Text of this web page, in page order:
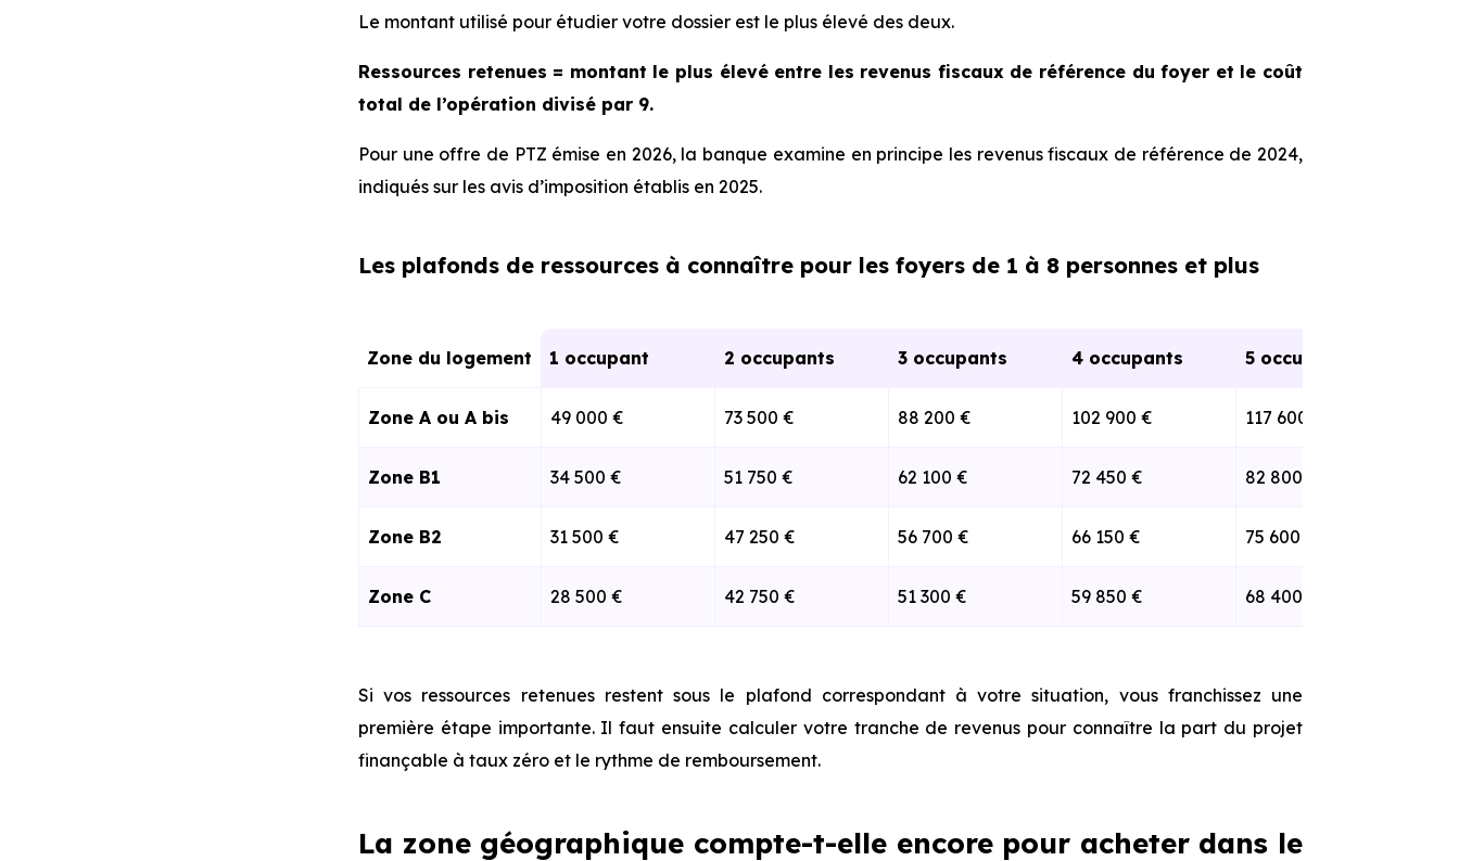
Le montant utilisé pour étudier votre dossier est le plus élevé des deux.
Ressources retenues = montant le plus élevé entre les revenus fiscaux de référence du foyer et le coût
total de l’opération divisé par 9.
Pour une offre de PTZ émise en 2026, la banque examine en principe les revenus fiscaux de référence de 2024,
indiqués sur les avis d’imposition établis en 2025.
Les plafonds de ressources à connaître pour les foyers de 1 à 8 personnes et plus
Zone du logement 1 occupant 2 occupants 3 occupants 4 occupants 5 occupants
Zone A ⁠⁠ou A bis 49 000 € 73 500 € 88 200 € 102 900 € 117 600 €
Zone B1 34 500 € 51 750 € 62 100 € 72 450 € 82 800 €
Zone B2 31 500 € 47 250 € 56 700 € 66 150 € 75 600 €
Zone C 28 500 € 42 750 € 51 300 € 59 850 € 68 400 €
Si vos ressources retenues restent sous le plafond correspondant à votre situation, vous franchissez une
première étape importante. Il faut ensuite calculer votre tranche de revenus pour connaître la part du projet
finançable à taux zéro et le rythme de remboursement.
La zone géographique compte-t-elle encore pour acheter dans le